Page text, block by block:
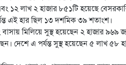
১২ লাখ ২ হাজার ৮৫১টি হয়েছে
এই হার ছিল ১৩ দশমিক ৩৯ শতাংশ।
মিলিয়ে সুস্থ হয়েছেন ২ হাজার ৯৬৯
দেশে এ পর্যন্ত সুস্থ হয়েছেন ৫ লাখ ৫৮